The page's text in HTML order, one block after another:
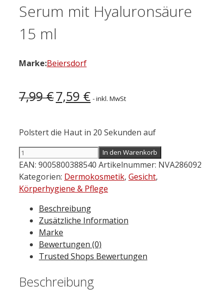
Serum mit Hyaluronsäure
15 ml
Marke:Beiersdorf
7,99€ Ursprünglicher
Preis
7,99 €
7,59 €Aktueller
Preis
7,59 €.
- inkl. MwSt
Polstert die Haut in 20 Sekunden auf
NIVEA
Cellular
Expert
Filler
mit
Hyaluronsäure
Menge
In den Warenkorb
EAN: 9005800388540 Artikelnummer: NVA286092
Kategorien: Dermokosmetik, Gesicht,
Körperhygiene & Pflege
Beschreibung
Zusätzliche Information
Marke
Bewertungen (0)
Trusted Shops Bewertungen
Beschreibung